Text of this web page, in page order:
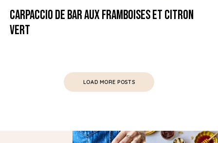
Carpaccio de Bar aux framboises et citron
vert
LOAD MORE POSTS